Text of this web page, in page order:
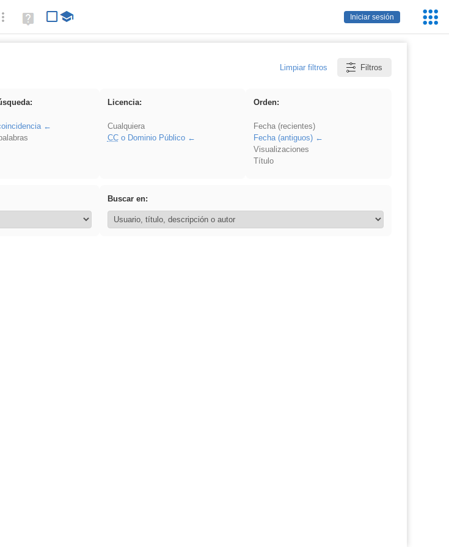
Iniciar sesión
Búsqueda avanzada
Ayuda
(en
Limpiar filtros Filtros
Licencia:
Cualquiera
CCo Dominio Público
Orden:
Fecha (recientes)
Fecha (antiguos)
Visualizaciones
Título
Buscar en: